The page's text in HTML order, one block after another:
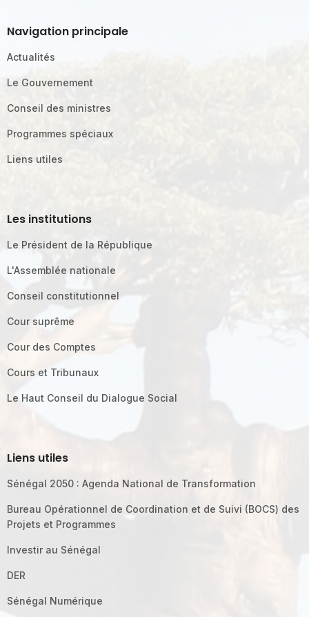
Navigation principale
Actualités
Le Gouvernement
Conseil des ministres
Programmes spéciaux
Liens utiles
Les institutions
Le Président de la République
L'Assemblée nationale
Conseil constitutionnel
Cour suprême
Cour des Comptes
Cours et Tribunaux
Le Haut Conseil du Dialogue Social
Liens utiles
Sénégal 2050 : Agenda National de Transformation
Bureau Opérationnel de Coordination et de Suivi (BOCS) des
Projets et Programmes
Investir au Sénégal
DER
Sénégal Numérique